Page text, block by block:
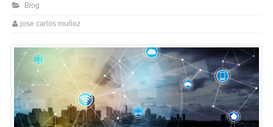
Blog
jose carlos muñoz